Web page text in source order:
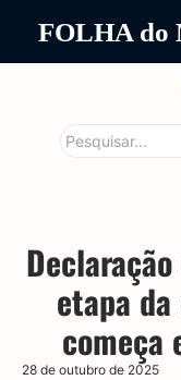
FOLHA do
etapa
começa
28 de outubro de 2025